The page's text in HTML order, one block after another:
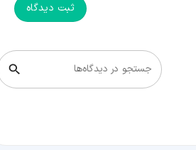
ثبت دیدگاه
جستجو در دیدگاه‌ها